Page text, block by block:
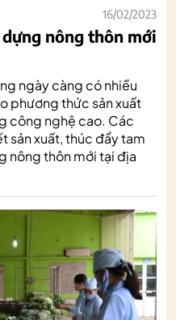
16/02/2023
nông thôn mới
ngày càng có nhiều
phương thức sản xuất
công nghệ cao. Các
sản xuất, thúc đẩy tam
nông thôn mới tại địa